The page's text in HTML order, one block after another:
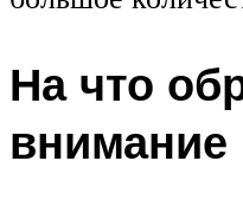
На что
внимание